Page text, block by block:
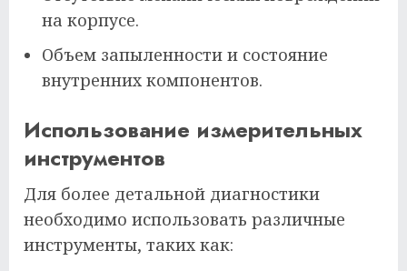
на корпусе.
Объем запыленности и состояние
внутренних компонентов.
Использование измерительных
инструментов
Для более детальной диагностики
необходимо использовать различные
инструменты, таких как: